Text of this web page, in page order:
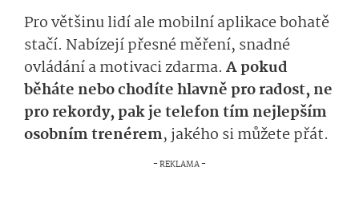
Pro většinu lidí ale mobilní aplikace bohatě
stačí. Nabízejí přesné měření, snadné
ovládání a motivaci zdarma. A pokud
běháte nebo chodíte hlavně pro radost, ne
pro rekordy, pak je telefon tím nejlepším
osobním trenérem, jakého si můžete přát.